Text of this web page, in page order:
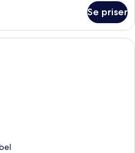
Se priser
En rummelig stue med pejs, stort